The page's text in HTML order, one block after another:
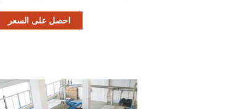
المصنعة والموردين والمصدرين والتجار
التحقق
احصل على السعر